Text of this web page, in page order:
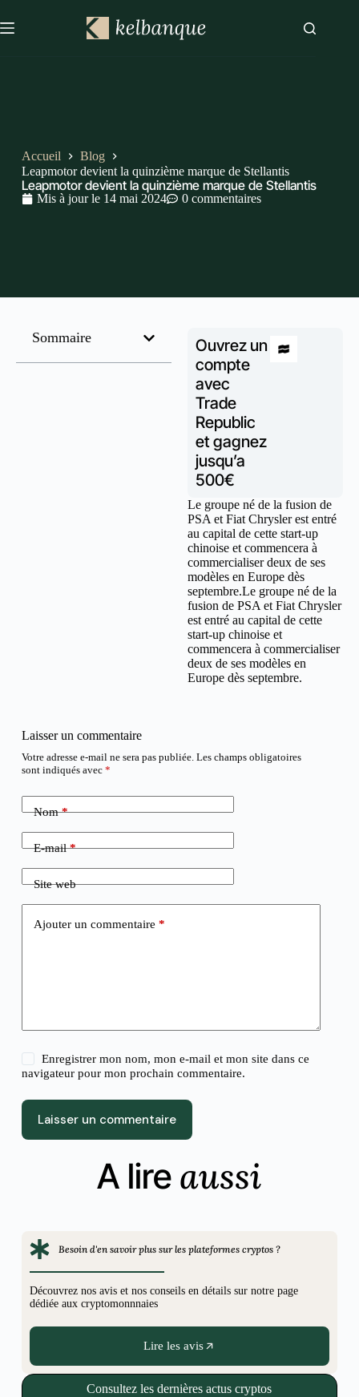
Accueil
Blog
Leapmotor devient la quinzième marque de Stellantis
Leapmotor devient la quinzième marque de Stellantis
Mis à jour le 14 mai 2024 0 commentaires
Sommaire
Ouvrez un
compte
avec
Trade
Republic
et gagnez
jusqu’a
500€
Le groupe né de la fusion de
PSA et Fiat Chrysler est entré
au capital de cette start-up
chinoise et commencera à
commercialiser deux de ses
modèles en Europe dès
septembre.Le groupe né de la
fusion de PSA et Fiat Chrysler
est entré au capital de cette
start-up chinoise et
commencera à commercialiser
deux de ses modèles en
Europe dès septembre.
Laisser un commentaire
Votre adresse e-mail ne sera pas publiée. Les champs obligatoires
sont indiqués avec *
Nom*
E-mail*
Site web
Ajouter un commentaire *
Enregistrer mon nom, mon e-mail et mon site dans ce
navigateur pour mon prochain commentaire.
Laisser un commentaire
A lire aussi
Besoin d'en savoir plus sur les plateformes cryptos ?
Découvrez nos avis et nos conseils en détails sur notre page
dédiée aux cryptomonnnaies
Lire les avis
Consultez les dernières actus cryptos